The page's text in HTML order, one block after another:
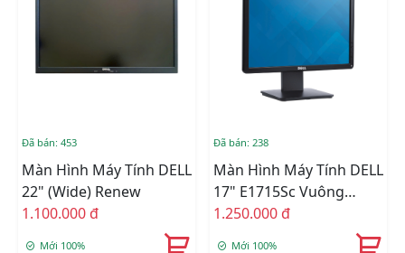
Đã bán: 453
Màn Hình Máy Tính DELL
22" (Wide) Renew
1.100.000 đ
Mới 100%
Đã bán: 238
Màn Hình Máy Tính DELL
17" E1715Sc Vuông
Renew
1.250.000 đ
Mới 100%